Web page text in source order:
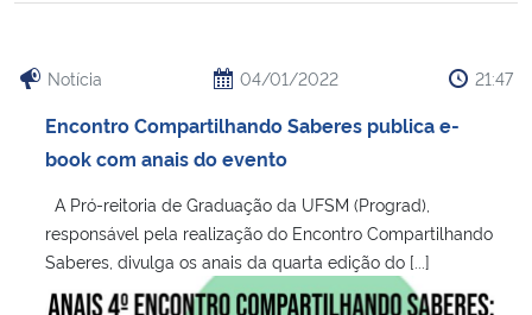
Notícia 04/01/2022 21:47
Encontro Compartilhando Saberes publica e-
book com anais do evento
A Pró-reitoria de Graduação da UFSM (Prograd),
responsável pela realização do Encontro Compartilhando
Saberes, divulga os anais da quarta edição do [...]